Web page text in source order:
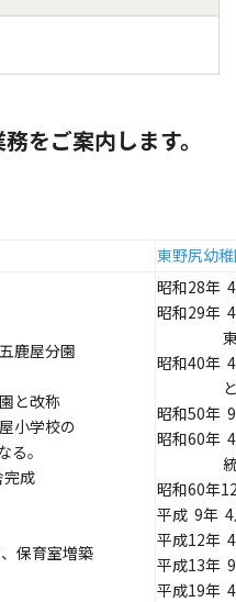
をご案内します。
東野尻幼
鹿屋分園
と改称
小学校の
。
完成
保育室増築
昭和28年
昭和29年
東野
昭和40年
と
昭和50年
昭和60年
統合に
昭和60年
平成 9年 4
平成12年
平成13年
平成19年